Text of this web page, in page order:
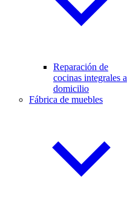
Reparación de
cocinas integrales a
domicilio
Fábrica de muebles